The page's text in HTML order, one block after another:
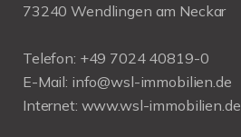
73240 Wendlingen am Neckar
Telefon: +49 7024 40819-0
E-Mail: info@wsl-immobilien.de
Internet: www.wsl-immobilien.de